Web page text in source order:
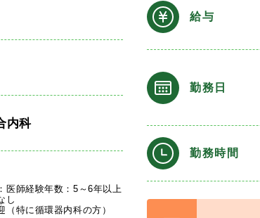
内科
医師経験年数：5～6年以上
し
（特に循環器内科の方）
給与
勤務日
勤務時間